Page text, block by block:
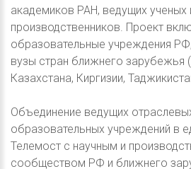
академиков РАН, ведущих ученых
производственников. Проект
образовательные учреждения
вузы стран ближнего зарубежья
Казахстана, Киргизии,
Объединение ведущих
образовательных учреждений в
Телемост с научным и
сообществом РФ и ближнего